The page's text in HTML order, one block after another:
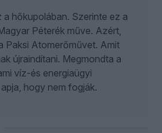
a hőkupolában. Szerinte ez a
Péterék műve. Azért,
Paksi Atomerőművet. Amit
újraindítani. Megmondta a
víz-és energiaügyi
hogy nem fogják.